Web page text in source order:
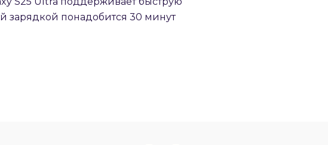
зарядкой понадобится 30 минут